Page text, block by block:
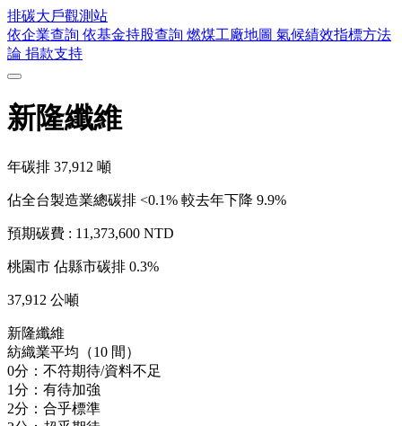
排碳大戶觀測站
依企業查詢 依基金持股查詢 燃煤工廠地圖 氣候績效指標方法
論 捐款支持
新隆纖維
年碳排 37,912 噸
佔全台製造業總碳排 <0.1% 較去年下降 9.9%
預期碳費 : 11,373,600 NTD
桃園市 佔縣市碳排 0.3%
37,912 公噸
新隆纖維
紡織業平均（10 間）
0分：不符期待/資料不足
1分：有待加強
2分：合乎標準